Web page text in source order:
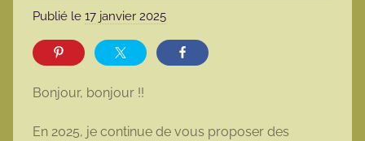
Publié le 17 janvier 2025
a
Bonjour, bonjour !!
En 2025, je continue de vous proposer des